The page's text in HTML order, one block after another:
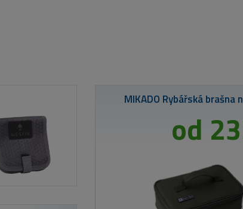
MIKADO Rybářská brašna na drobnosti
od 233 Kč